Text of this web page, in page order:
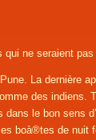
qui ne seraient
La dernière
des indiens.
dans le bon sens
boà®tes de nuit